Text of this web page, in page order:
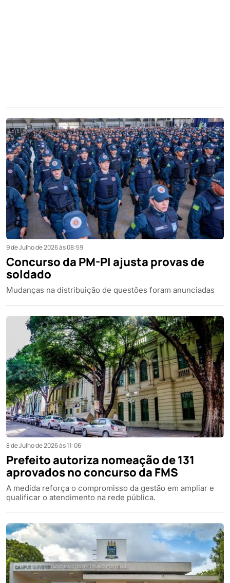
9 de Julho de 2026 às 08:59
Concurso da PM-PI ajusta provas de
soldado
Mudanças na distribuição de questões foram anunciadas
8 de Julho de 2026 às 11:06
Prefeito autoriza nomeação de 131
aprovados no concurso da FMS
A medida reforça o compromisso da gestão em ampliar e
qualificar o atendimento na rede pública.